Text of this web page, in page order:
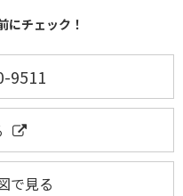
にチェック！
9511
で見る